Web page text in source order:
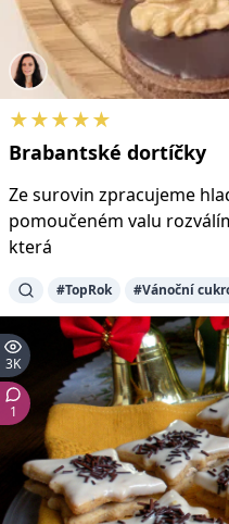
★★★★★
Brabantské dortíčky
Ze surovin zpracujeme
pomoučeném valu
která
#TopRok #Vánoční
3K
1